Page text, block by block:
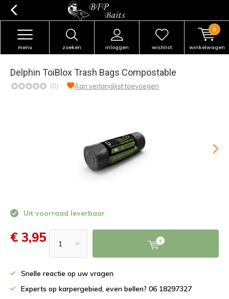
zoeken inloggen
menu wishlist winkelwagen
0
Delphin ToiBlox Trash Bags Compostable
(0) Aan verlanglijst toevoegen
Uit voorraad leverbaar
€ 3,95
Snelle reactie op uw vragen
Experts op karpergebied, even bellen? 06 18297327